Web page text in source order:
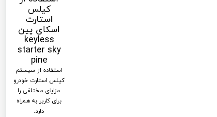
کیلس
استارت
اسکای پین
keyless
starter sky
pine
استفاده از سیستم
کیلس استارت خودرو
مزایای مختلفی را
برای کاربر به همراه
دارد.